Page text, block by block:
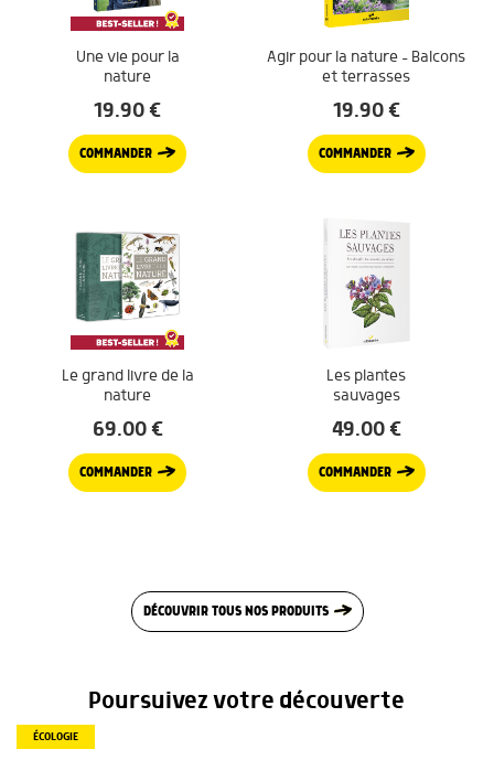
Une vie pour la
nature
19.90€
COMMANDER
Agir pour la nature – Balcons
et terrasses
19.90€
COMMANDER
Le grand livre de la
nature
69.00€
COMMANDER
Les plantes
sauvages
49.00€
COMMANDER
DÉCOUVRIR TOUS NOS PRODUITS
Poursuivez votre découverte
ÉCOLOGIE